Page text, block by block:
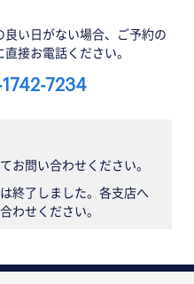
い日がない場合、ご予約の
接お電話ください。
7234
お問い合わせください。
終了しました。各支店へ
わせください。